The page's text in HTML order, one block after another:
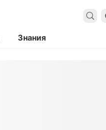
Знания